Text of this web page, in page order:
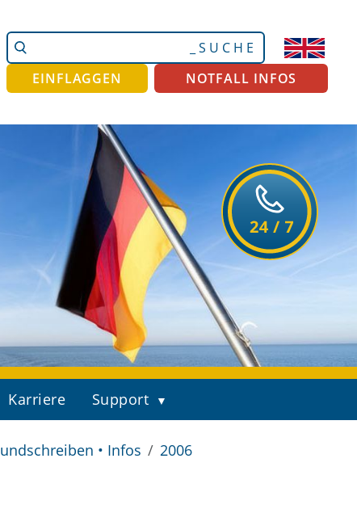
Website
durchsuchen
Erweiterte
Suche…
EINFLAGGEN
NOTFALL INFOS
Karriere Support
• Infos
2006